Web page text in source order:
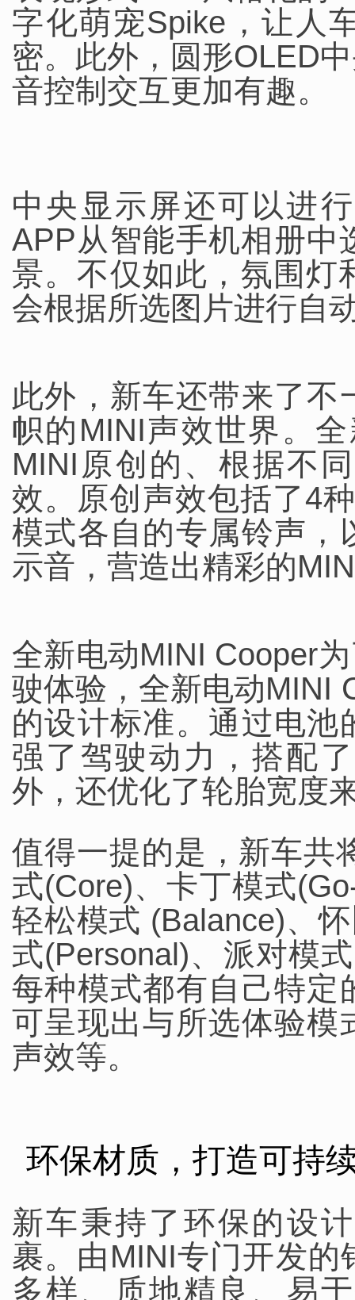
字化萌宠Spike，让人
密。此外，圆形OLED
音控制交互更加有趣。
中央显示屏还可以进
APP从智能手机相册中
景。不仅如此，氛围灯
会根据所选图片进行自
此外，新车还带来了不
帜的MINI声效世界。
MINI原创的、根据不
效。原创声效包括了4
模式各自的专属铃声，
示音，营造出精彩的
全新电动MINI Cooper
驶体验，全新电动MINI
的设计标准。通过电池
强了驾驶动力，搭配
外，还优化了轮胎宽度
值得一提的是，新车共
式(Core)、卡丁模式
轻松模式 (Balance)、
式(Personal)、派对模
每种模式都有自己特定
可呈现出与所选体验模
声效等。
环保材质，打造可持
新车秉持了环保的设
裹。由MINI专门开发
多样、质地精良、易